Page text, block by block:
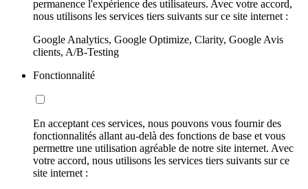
permanence l'expérience des utilisateurs. Avec votre accord,
nous utilisons les services tiers suivants sur ce site internet :
Google Analytics, Google Optimize, Clarity, Google Avis
clients, A/B-Testing
Fonctionnalité
En acceptant ces services, nous pouvons vous fournir des
fonctionnalités allant au-delà des fonctions de base et vous
permettre une utilisation agréable de notre site internet. Avec
votre accord, nous utilisons les services tiers suivants sur ce
site internet :